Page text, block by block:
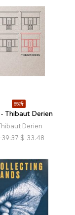
85折
Thibaut Derien
Derien
39.37 $ 33.48